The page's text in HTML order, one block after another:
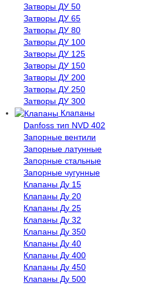
Затворы ДУ 50
Затворы ДУ 65
Затворы ДУ 80
Затворы ДУ 100
Затворы ДУ 125
Затворы ДУ 150
Затворы ДУ 200
Затворы ДУ 250
Затворы ДУ 300
Клапаны
Danfoss тип NVD 402
Запорные вентили
Запорные латунные
Запорные стальные
Запорные чугунные
Клапаны Ду 15
Клапаны Ду 20
Клапаны Ду 25
Клапаны Ду 32
Клапаны Ду 350
Клапаны Ду 40
Клапаны Ду 400
Клапаны Ду 450
Клапаны Ду 500